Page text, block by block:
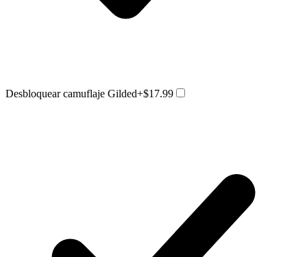
Desbloquear camuflaje Gilded+$17.99